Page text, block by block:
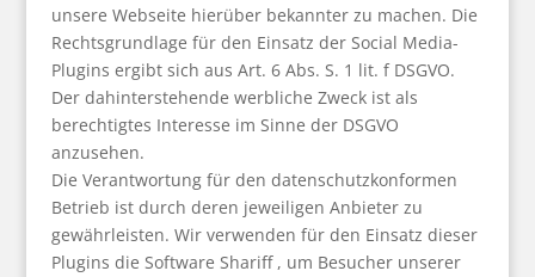
unsere Webseite hierüber bekannter zu machen. Die
Rechtsgrundlage für den Einsatz der Social Media-
Plugins ergibt sich aus Art. 6 Abs. S. 1 lit. f DSGVO.
Der dahinterstehende werbliche Zweck ist als
berechtigtes Interesse im Sinne der DSGVO
anzusehen.
Die Verantwortung für den datenschutzkonformen
Betrieb ist durch deren jeweiligen Anbieter zu
gewährleisten. Wir verwenden für den Einsatz dieser
Plugins die Software Shariff , um Besucher unserer